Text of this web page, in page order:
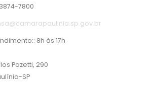
7800
8h às 17h
Pazetti, 290
SP